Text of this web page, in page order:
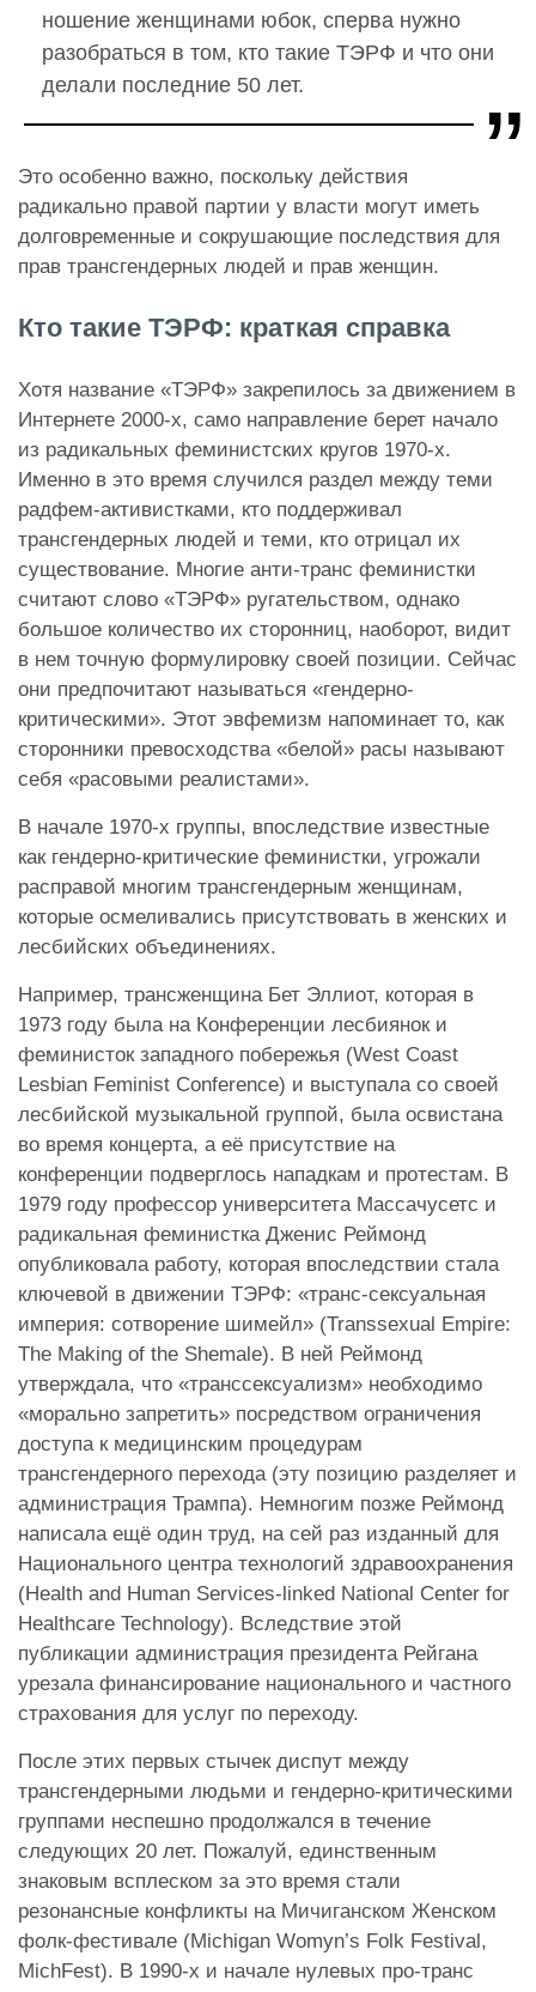
ношение женщинами юбок, сперва нужно
разобраться в том, кто такие ТЭРФ и что они
делали последние 50 лет.
Это особенно важно, поскольку действия
радикально правой партии у власти могут иметь
долговременные и сокрушающие последствия для
прав трансгендерных людей и прав женщин.
Кто такие ТЭРФ: краткая справка
Хотя название «ТЭРФ» закрепилось за движением в
Интернете 2000-х, само направление берет начало
из радикальных феминистских кругов 1970-х.
Именно в это время случился раздел между теми
радфем-активистками, кто поддерживал
трансгендерных людей и теми, кто отрицал их
существование. Многие анти-транс феминистки
считают слово «ТЭРФ» ругательством, однако
большое количество их сторонниц, наоборот, видит
в нем точную формулировку своей позиции. Сейчас
они предпочитают называться «гендерно-
критическими». Этот эвфемизм напоминает то, как
сторонники превосходства «белой» расы называют
себя «расовыми реалистами».
В начале 1970-х группы, впоследствие известные
как гендерно-критические феминистки, угрожали
расправой многим трансгендерным женщинам,
которые осмеливались присутствовать в женских и
лесбийских объединениях.
Например, трансженщина Бет Эллиот, которая в
1973 году была на Конференции лесбиянок и
феминисток западного побережья (West Coast
Lesbian Feminist Conference) и выступала со своей
лесбийской музыкальной группой, была освистана
во время концерта, а её присутствие на
конференции подверглось нападкам и протестам. В
1979 году профессор университета Массачусетс и
радикальная феминистка Дженис Реймонд
опубликовала работу, которая впоследствии стала
ключевой в движении ТЭРФ: «транс-сексуальная
империя: сотворение шимейл» (Transsexual Empire:
The Making of the Shemale). В ней Реймонд
утверждала, что «транссексуализм» необходимо
«морально запретить» посредством ограничения
доступа к медицинским процедурам
трансгендерного перехода (эту позицию разделяет и
администрация Трампа). Немногим позже Реймонд
написала ещё один труд, на сей раз изданный для
Национального центра технологий здравоохранения
(Health and Human Services-linked National Center for
Healthcare Technology). Вследствие этой
публикации администрация президента Рейгана
урезала финансирование национального и частного
страхования для услуг по переходу.
После этих первых стычек диспут между
трансгендерными людьми и гендерно-критическими
группами неспешно продолжался в течение
следующих 20 лет. Пожалуй, единственным
знаковым всплеском за это время стали
резонансные конфликты на Мичиганском Женском
фолк-фестивале (Michigan Womyn’s Folk Festival,
MichFest). В 1990-х и начале нулевых про-транс